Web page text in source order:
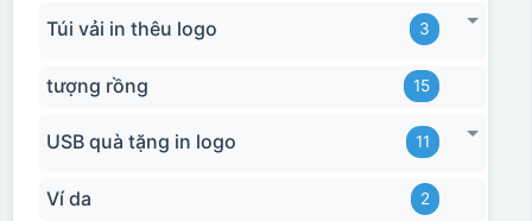
Túi vải in thêu logo 3
tượng rồng 15
USB quà tặng in logo 11
Ví da 2